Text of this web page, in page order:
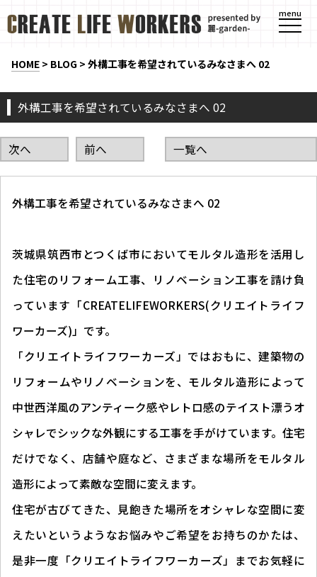
menu
HOME > BLOG > 外構工事を希望されているみなさまへ 02
外構工事を希望されているみなさまへ 02
次へ 前へ 一覧へ
外構工事を希望されているみなさまへ 02
茨城県筑西市とつくば市においてモルタル造形を活用し
た住宅のリフォーム工事、リノベーション工事を請け負
っています「CREATELIFEWORKERS(クリエイトライフ
ワーカーズ)」です。
「クリエイトライフワーカーズ」ではおもに、建築物の
リフォームやリノベーションを、モルタル造形によって
中世西洋風のアンティーク感やレトロ感のテイスト漂うオ
シャレでシックな外観にする工事を手がけています。住宅
だけでなく、店舗や庭など、さまざまな場所をモルタル
造形によって素敵な空間に変えます。
住宅が古びてきた、見飽きた場所をオシャレな空間に変
えたいというようなお悩みやご希望をお持ちのかたは、
是非一度「クリエイトライフワーカーズ」までお気軽に